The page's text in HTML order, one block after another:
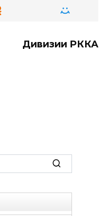
Дивизии РККА